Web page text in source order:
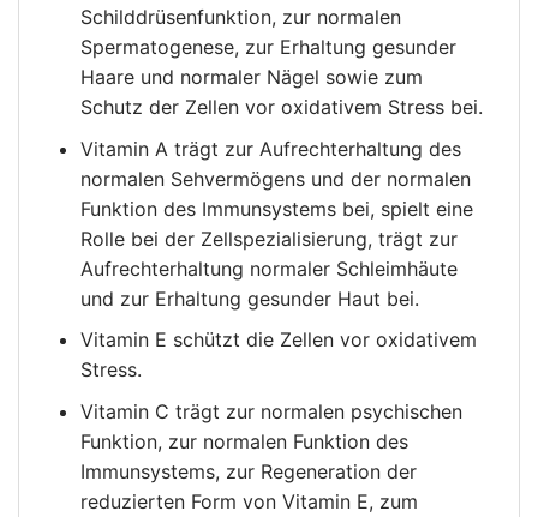
Schilddrüsenfunktion, zur normalen
Spermatogenese, zur Erhaltung gesunder
Haare und normaler Nägel sowie zum
Schutz der Zellen vor oxidativem Stress bei.
Vitamin A trägt zur Aufrechterhaltung des
normalen Sehvermögens und der normalen
Funktion des Immunsystems bei, spielt eine
Rolle bei der Zellspezialisierung, trägt zur
Aufrechterhaltung normaler Schleimhäute
und zur Erhaltung gesunder Haut bei.
Vitamin E schützt die Zellen vor oxidativem
Stress.
Vitamin C trägt zur normalen psychischen
Funktion, zur normalen Funktion des
Immunsystems, zur Regeneration der
reduzierten Form von Vitamin E, zum